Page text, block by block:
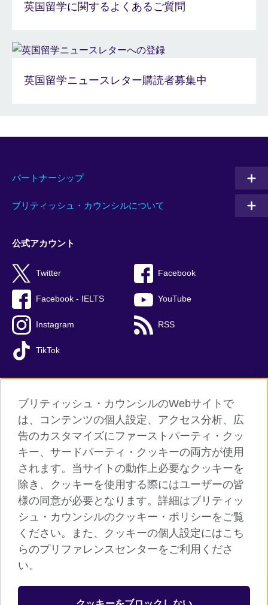
英国留学に関するよくあるご質問
英国留学ニュースレター購読者募集中
パートナーシップ
ブリティッシュ・カウンシルについて
公式アカウント
Twitter Facebook
Facebook - IELTS YouTube
Instagram RSS
TikTok
ご利用に際して
個人情報保護
クッキー（Cookie）について
よくあるご質問
サイトマップ
す。
ブリティッシュ・カウンシルのWebサイトで
は、コンテンツの個人設定、アクセス分析、広
告のカスタマイズにファーストパーティ・クッ
キー、サードパーティ・クッキーの両方が使用
されます。当サイトの動作上必要なクッキーを
除き、クッキーを使用する際にはユーザーの皆
様の同意が必要となります。詳細はブリティッ
シュ・カウンシルのクッキー・ポリシーをご覧
ください。また、クッキーの個人設定にはこち
らのプリファレンスセンターをご利用くださ
い。